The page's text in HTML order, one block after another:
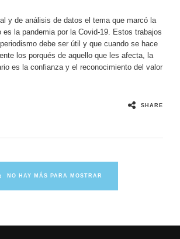
y de análisis de datos el tema que marcó la
es la pandemia por la Covid-19. Estos trabajos
debe ser útil y que cuando se hace
los porqués de aquello que les afecta, la
es la confianza y el reconocimiento del valor
SHARE
NO HAY MÁS PARA MOSTRAR